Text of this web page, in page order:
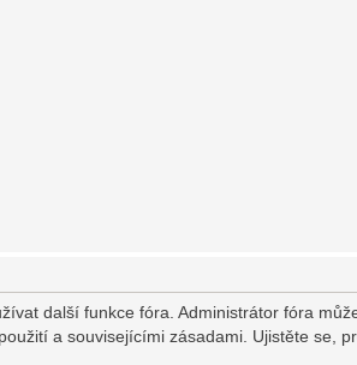
další funkce fóra. Administrátor fóra
a souvisejícími zásadami. Ujistěte se,